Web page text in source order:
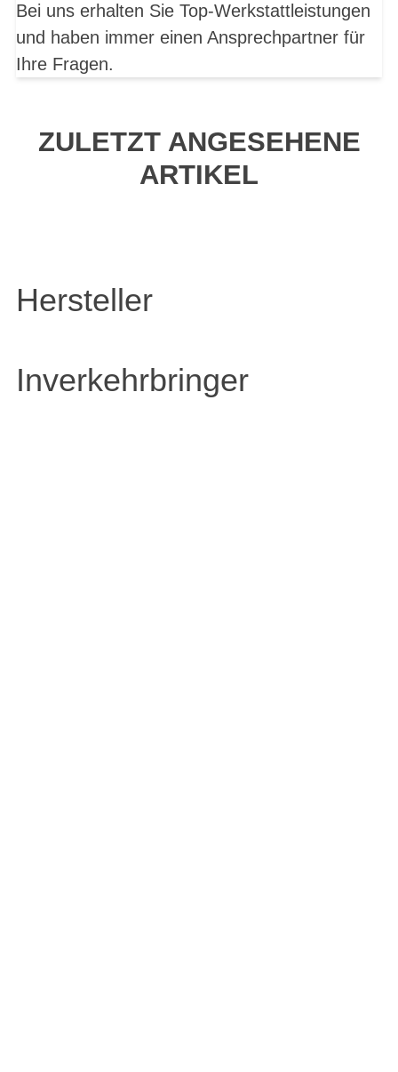
Bei uns erhalten Sie Top-Werkstattleistungen
und haben immer einen Ansprechpartner für
Ihre Fragen.
ZULETZT ANGESEHENE
ARTIKEL
Hersteller
Inverkehrbringer